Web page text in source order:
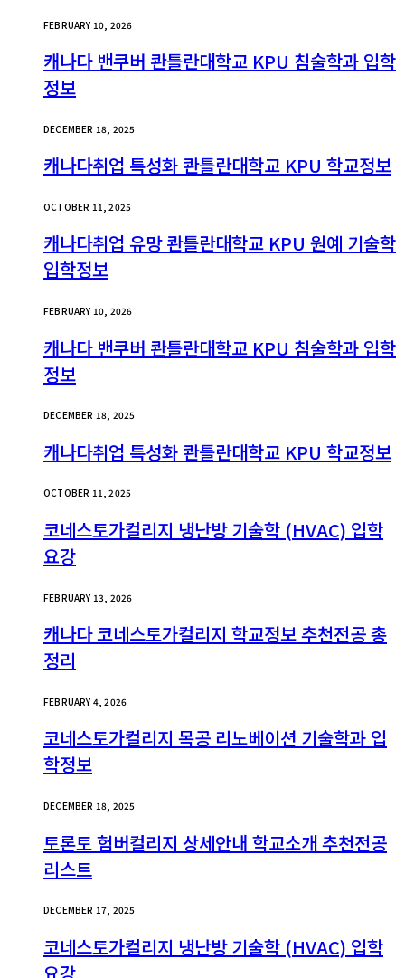
FEBRUARY 10, 2026
캐나다 밴쿠버 콴틀란대학교 KPU 침술학과 입학
정보
DECEMBER 18, 2025
캐나다취업 특성화 콴틀란대학교 KPU 학교정보
OCTOBER 11, 2025
캐나다취업 유망 콴틀란대학교 KPU 원예 기술학
입학정보
FEBRUARY 10, 2026
캐나다 밴쿠버 콴틀란대학교 KPU 침술학과 입학
정보
DECEMBER 18, 2025
캐나다취업 특성화 콴틀란대학교 KPU 학교정보
OCTOBER 11, 2025
코네스토가컬리지 냉난방 기술학 (HVAC) 입학
요강
FEBRUARY 13, 2026
캐나다 코네스토가컬리지 학교정보 추천전공 총
정리
FEBRUARY 4, 2026
코네스토가컬리지 목공 리노베이션 기술학과 입
학정보
DECEMBER 18, 2025
토론토 험버컬리지 상세안내 학교소개 추천전공
리스트
DECEMBER 17, 2025
코네스토가컬리지 냉난방 기술학 (HVAC) 입학